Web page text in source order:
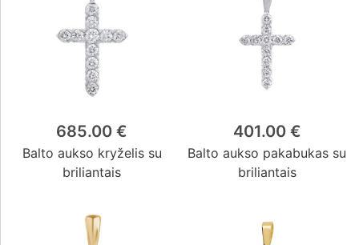
685.00 €
Balto aukso kryželis su
briliantais
401.00 €
Balto aukso pakabukas su
briliantais